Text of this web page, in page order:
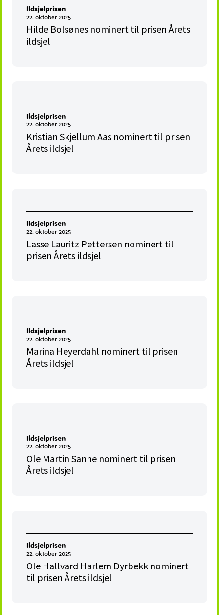
Ildsjelprisen
22. oktober 2025
Hilde Bolsønes nominert til prisen Årets
ildsjel
Ildsjelprisen
22. oktober 2025
Kristian Skjellum Aas nominert til prisen
Årets ildsjel
Ildsjelprisen
22. oktober 2025
Lasse Lauritz Pettersen nominert til
prisen Årets ildsjel
Ildsjelprisen
22. oktober 2025
Marina Heyerdahl nominert til prisen
Årets ildsjel
Ildsjelprisen
22. oktober 2025
Ole Martin Sanne nominert til prisen
Årets ildsjel
Ildsjelprisen
22. oktober 2025
Ole Hallvard Harlem Dyrbekk nominert
til prisen Årets ildsjel